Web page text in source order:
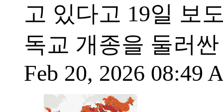
고 있다고 19일 보
독교 개종을 둘러
Feb 20, 2026 08:49